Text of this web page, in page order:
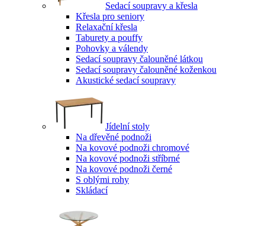
Sedací soupravy a křesla
Křesla pro seniory
Relaxační křesla
Taburety a pouffy
Pohovky a válendy
Sedací soupravy čalouněné látkou
Sedací soupravy čalouněné koženkou
Akustické sedací soupravy
Jídelní stoly
Na dřevěné podnoži
Na kovové podnoži chromové
Na kovové podnoži stříbrné
Na kovové podnoži černé
S oblými rohy
Skládací